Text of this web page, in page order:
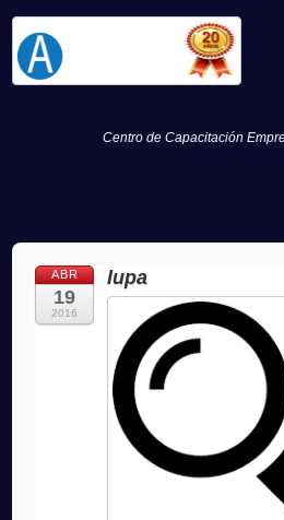
Centro de Capacitación
ABR
19
2016
lupa